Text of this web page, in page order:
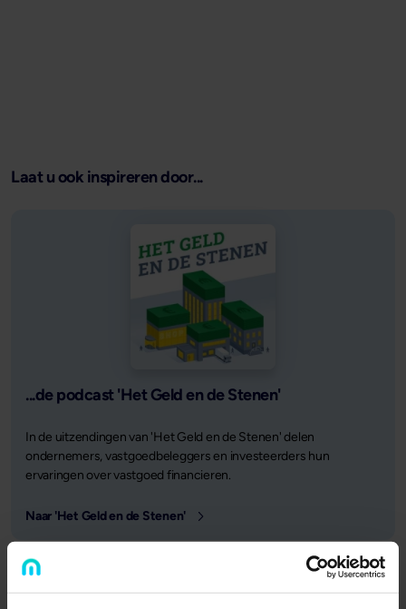
Laat u ook inspireren door...
...de podcast 'Het Geld en de Stenen'
In de uitzendingen van 'Het Geld en de Stenen' delen
ondernemers, vastgoedbeleggers en investeerders hun
ervaringen over vastgoed financieren.
Naar 'Het Geld en de Stenen'
Gepubliceerd op2 september 2025